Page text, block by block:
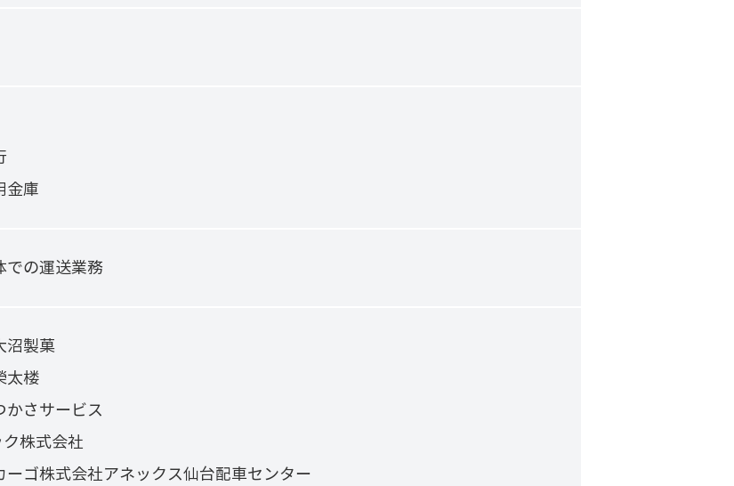
金庫
での運送業務
沼製菓
太楼
かさサービス
株式会社
ーゴ株式会社アネックス仙台配車センター